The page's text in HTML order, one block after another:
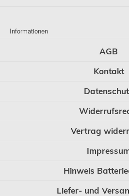
Informationen
AGB
Kontakt
Vertrag
Hinweis
Liefer- und